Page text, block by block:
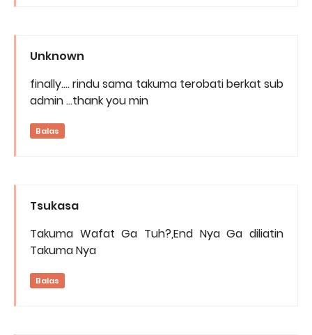
Unknown
finally.... rindu sama takuma terobati berkat sub
admin ...thank you min
Balas
Tsukasa
Takuma Wafat Ga Tuh?,End Nya Ga diliatin
Takuma Nya
Balas